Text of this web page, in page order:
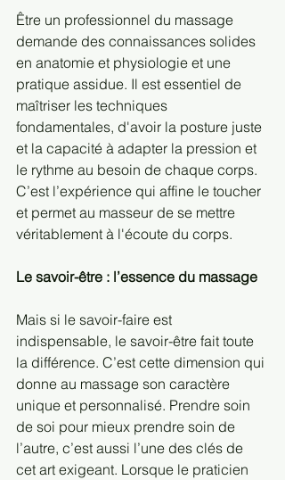
Être un professionnel du massage
demande des connaissances solides
en anatomie et physiologie et une
pratique assidue. Il est essentiel de
maîtriser les techniques
fondamentales, d'avoir la posture juste
et la capacité à adapter la pression et
le rythme au besoin de chaque corps.
C’est l’expérience qui affine le toucher
et permet au masseur de se mettre
véritablement à l'écoute du corps.
Le savoir-être : l’essence du massage
Mais si le savoir-faire est
indispensable, le savoir-être fait toute
la différence. C’est cette dimension qui
donne au massage son caractère
unique et personnalisé. Prendre soin
de soi pour mieux prendre soin de
l’autre, c’est aussi l’une des clés de
cet art exigeant. Lorsque le praticien